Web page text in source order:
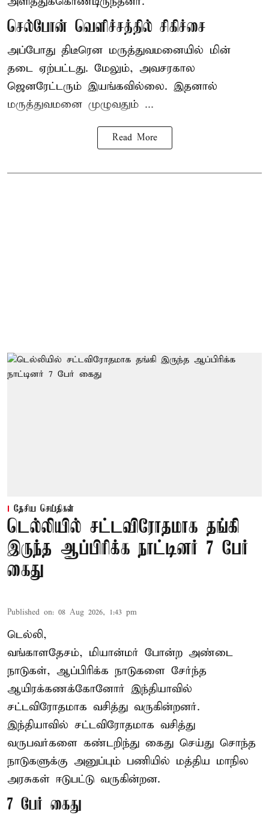
செல்போன் வெளிச்சத்தில் சிகிச்சை
அப்போது திடீரென மருத்துவமனையில் மின்
தடை ஏற்பட்டது. மேலும், அவசரகால
ஜெனரேட்டரும் இயங்கவில்லை. இதனால்
மருத்துவமனை முழுவதும் ...
Read More
தேசிய செய்திகள்
டெல்லியில் சட்டவிரோதமாக தங்கி
இருந்த ஆப்பிரிக்க நாட்டினர் 7 பேர்
கைது
Published on: 08 Aug 2026, 1:43 pm
டெல்லி,
வங்காளதேசம், மியான்மர் போன்ற அண்டை
நாடுகள், ஆப்பிரிக்க நாடுகளை சேர்ந்த
ஆயிரக்கணக்கோனோர் இந்தியாவில்
சட்டவிரோதமாக வசித்து வருகின்றனர்.
இந்தியாவில் சட்டவிரோதமாக வசித்து
வருபவர்களை கண்டறிந்து கைது செய்து சொந்த
நாடுகளுக்கு அனுப்பும் பணியில் மத்திய மாநில
அரசுகள் ஈடுபட்டு வருகின்றன.
7 பேர் கைது